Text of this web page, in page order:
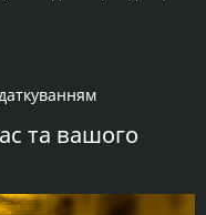
та вашого